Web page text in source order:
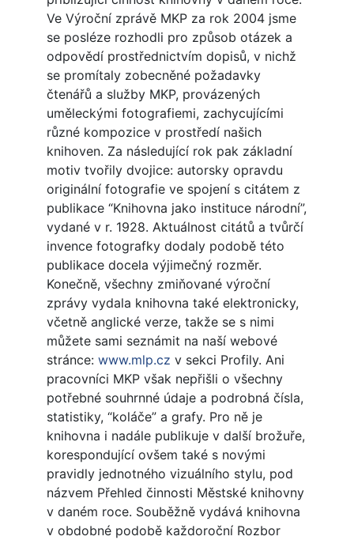
Ve Výroční zprávě MKP za rok 2004 jsme
se posléze rozhodli pro způsob otázek a
odpovědí prostřednictvím dopisů, v nichž
se promítaly zobecněné požadavky
čtenářů a služby MKP, provázených
uměleckými fotografiemi, zachycujícími
různé kompozice v prostředí našich
knihoven. Za následující rok pak základní
motiv tvořily dvojice: autorsky opravdu
originální fotografie ve spojení s citátem z
publikace “Knihovna jako instituce národní”,
vydané v r. 1928. Aktuálnost citátů a tvůrčí
invence fotografky dodaly podobě této
publikace docela výjimečný rozměr.
Konečně, všechny zmiňované výroční
zprávy vydala knihovna také elektronicky,
včetně anglické verze, takže se s nimi
můžete sami seznámit na naší webové
stránce: www.mlp.cz v sekci Profily. Ani
pracovníci MKP však nepřišli o všechny
potřebné souhrnné údaje a podrobná čísla,
statistiky, “koláče” a grafy. Pro ně je
knihovna i nadále publikuje v další brožuře,
korespondující ovšem také s novými
pravidly jednotného vizuálního stylu, pod
názvem Přehled činnosti Městské knihovny
v daném roce. Souběžně vydává knihovna
v obdobné podobě každoroční Rozbor